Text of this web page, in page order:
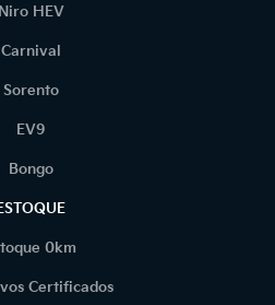
Niro HEV
Carnival
Sorento
EV9
Bongo
0km
Certificados